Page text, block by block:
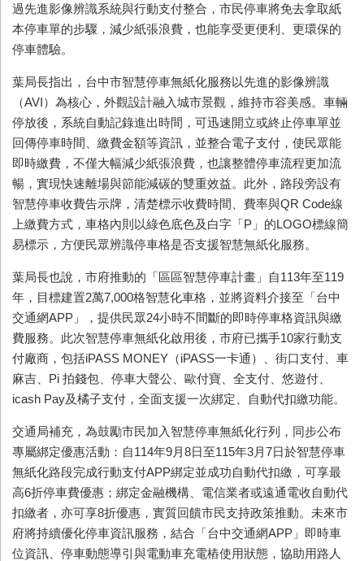
過先進影像辨識系統與行動支付整合，市民停車將免去拿取紙
本停車單的步驟，減少紙張浪費，也能享受更便利、更環保的
停車體驗。
葉局長指出，台中市智慧停車無紙化服務以先進的影像辨識
（AVI）為核心，外觀設計融入城市景觀，維持市容美感。車輛
停放後，系統自動記錄進出時間，可迅速開立或終止停車單並
回傳停車時間、繳費金額等資訊，並整合電子支付，使民眾能
即時繳費，不僅大幅減少紙張浪費，也讓整體停車流程更加流
暢，實現快速離場與節能減碳的雙重效益。此外，路段旁設有
智慧停車收費告示牌，清楚標示收費時間、費率與QR Code線
上繳費方式，車格內則以綠色底色及白字「P」的LOGO標線簡
易標示，方便民眾辨識停車格是否支援智慧無紙化服務。
葉局長也說，市府推動的「區區智慧停車計畫」自113年至119
年，目標建置2萬7,000格智慧化車格，並將資料介接至「台中
交通網APP」，提供民眾24小時不間斷的即時停車格資訊與繳
費服務。此次智慧停車無紙化啟用後，市府已攜手10家行動支
付廠商，包括iPASS MONEY（iPASS一卡通）、街口支付、車
麻吉、Pi 拍錢包、停車大聲公、歐付寶、全支付、悠遊付、
icash Pay及橘子支付，全面支援一次綁定、自動代扣繳功能。
交通局補充，為鼓勵市民加入智慧停車無紙化行列，同步公布
專屬綁定優惠活動：自114年9月8日至115年3月7日於智慧停車
無紙化路段完成行動支付APP綁定並成功自動代扣繳，可享最
高6折停車費優惠；綁定金融機構、電信業者或遠通電收自動代
扣繳者，亦可享8折優惠，實質回饋市民支持政策推動。未來市
府將持續優化停車資訊服務，結合「台中交通網APP」即時車
位資訊、停車動態導引與電動車充電樁使用狀態，協助用路人